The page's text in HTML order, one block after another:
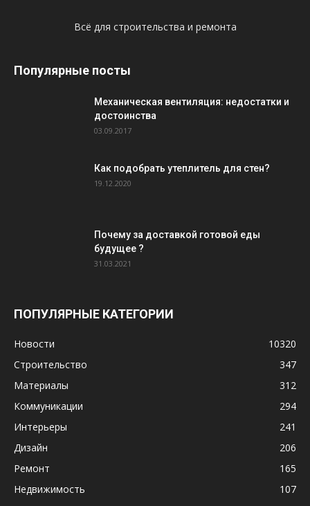
Всё для строительства и ремонта
Популярные посты
Механическая вентиляция: недостатки и
достоинства
03.09.2017
Как подобрать утеплитель для стен?
19.12.2020
Почему за доставкой готовой еды
будущее ?
31.03.2021
ПОПУЛЯРНЫЕ КАТЕГОРИИ
Новости
10320
Строительство
347
Материалы
312
Коммуникации
294
Интерьеры
241
Дизайн
206
Ремонт
165
Недвижимость
107